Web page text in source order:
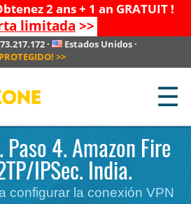
2 ans + 1 an GRATUIT !
limitada >>
· Estados Unidos ·
>>
☰
Paso 4. Amazon Fire
IPSec. India.
configurar la conexión VPN